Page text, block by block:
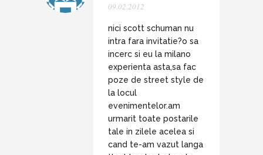
09.02.2012
nici scott schuman nu
intra fara invitatie?o sa
incerc si eu la milano
experienta asta,sa fac
poze de street style de
la locul
evenimentelor.am
urmarit toate postarile
tale in zilele acelea si
cand te-am vazut langa